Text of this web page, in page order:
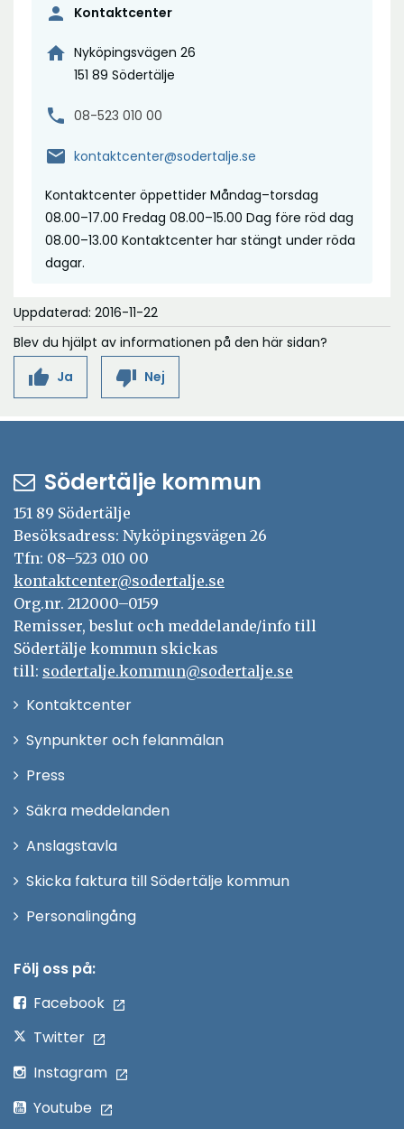
person Kontaktcenter
home Nyköpingsvägen 26
151 89 Södertälje
phone 08-523 010 00
mail kontaktcenter@sodertalje.se
Kontaktcenter öppettider Måndag–torsdag
08.00–17.00 Fredag 08.00–15.00 Dag före röd dag
08.00–13.00 Kontaktcenter har stängt under röda
dagar.
Uppdaterad: 2016-11-22
Blev du hjälpt av informationen på den här sidan?
thumb_up Ja thumb_down Nej
Södertälje kommun
151 89 Södertälje
Besöksadress: Nyköpingsvägen 26
Tfn: 08–523 010 00
kontaktcenter@sodertalje.se
Org.nr. 212000–0159
Remisser, beslut och meddelande/info till
Södertälje kommun skickas
till: sodertalje.kommun@sodertalje.se
KontaktcenterÖppna
Synpunkter och felanmälan
Press
fönster
Säkra meddelanden
Anslagstavla
Skicka faktura till Södertälje kommun
PersonalingångÖppna
Följ oss på:
Facebook
Twitter
Instagram
Youtube